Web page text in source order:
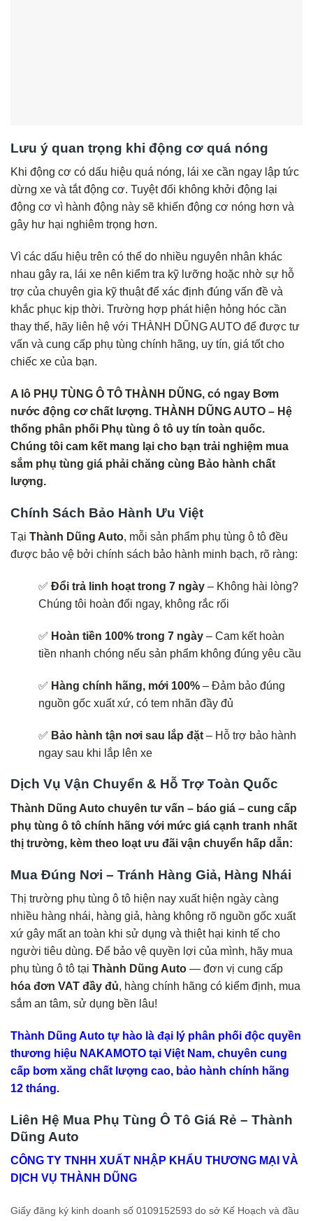
Lưu ý quan trọng khi động cơ quá nóng
Khi động cơ có dấu hiệu quá nóng, lái xe cần ngay lập tức
dừng xe và tắt động cơ. Tuyệt đối không khởi động lại
động cơ vì hành động này sẽ khiến động cơ nóng hơn và
gây hư hại nghiêm trọng hơn.
Vì các dấu hiệu trên có thể do nhiều nguyên nhân khác
nhau gây ra, lái xe nên kiểm tra kỹ lưỡng hoặc nhờ sự hỗ
trợ của chuyên gia kỹ thuật để xác định đúng vấn đề và
khắc phục kịp thời. Trường hợp phát hiện hỏng hóc cần
thay thế, hãy liên hệ với THÀNH DŨNG AUTO để được tư
vấn và cung cấp phụ tùng chính hãng, uy tín, giá tốt cho
chiếc xe của bạn.
A lô PHỤ TÙNG Ô TÔ THÀNH DŨNG, có ngay Bơm
nước động cơ chất lượng. THÀNH DŨNG AUTO – Hệ
thống phân phối Phụ tùng ô tô uy tín toàn quốc.
Chúng tôi cam kết mang lại cho bạn trải nghiệm mua
sắm phụ tùng giá phải chăng cùng Bảo hành chất
lượng.
Chính Sách Bảo Hành Ưu Việt
Tại Thành Dũng Auto, mỗi sản phẩm phụ tùng ô tô đều
được bảo vệ bởi chính sách bảo hành minh bạch, rõ ràng:
✅ Đổi trả linh hoạt trong 7 ngày – Không hài lòng?
Chúng tôi hoàn đổi ngay, không rắc rối
✅ Hoàn tiền 100% trong 7 ngày – Cam kết hoàn
tiền nhanh chóng nếu sản phẩm không đúng yêu cầu
✅ Hàng chính hãng, mới 100% – Đảm bảo đúng
nguồn gốc xuất xứ, có tem nhãn đầy đủ
✅ Bảo hành tận nơi sau lắp đặt – Hỗ trợ bảo hành
ngay sau khi lắp lên xe
Dịch Vụ Vận Chuyển & Hỗ Trợ Toàn Quốc
Thành Dũng Auto chuyên tư vấn – báo giá – cung cấp
phụ tùng ô tô chính hãng với mức giá cạnh tranh nhất
thị trường, kèm theo loạt ưu đãi vận chuyển hấp dẫn:
Mua Đúng Nơi – Tránh Hàng Giả, Hàng Nhái
Thị trường phụ tùng ô tô hiện nay xuất hiện ngày càng
nhiều hàng nhái, hàng giả, hàng không rõ nguồn gốc xuất
xứ gây mất an toàn khi sử dụng và thiệt hại kinh tế cho
người tiêu dùng. Để bảo vệ quyền lợi của mình, hãy mua
phụ tùng ô tô tại Thành Dũng Auto — đơn vị cung cấp
hóa đơn VAT đầy đủ, hàng chính hãng có kiểm định, mua
sắm an tâm, sử dụng bền lâu!
Thành Dũng Auto tự hào là đại lý phân phối độc quyền
thương hiệu NAKAMOTO tại Việt Nam, chuyên cung
cấp bơm xăng chất lượng cao, bảo hành chính hãng
12 tháng.
Liên Hệ Mua Phụ Tùng Ô Tô Giá Rẻ – Thành
Dũng Auto
CÔNG TY TNHH XUẤT NHẬP KHẨU THƯƠNG MẠI VÀ
DỊCH VỤ THÀNH DŨNG
Giấy đăng ký kinh doanh số 0109152593 do sở Kế Hoạch và đầu